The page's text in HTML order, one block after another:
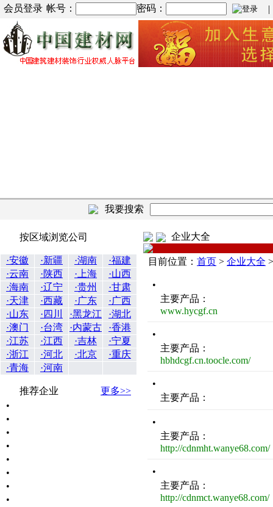
会员登录 帐号： 密码： |
我要搜索
按区域浏览公司
·安徽 ·新疆 ·湖南
·福建
·云南
·陕西 ·上海
·山西
·海南
·辽宁 ·贵州
·甘肃
·天津
·西藏 ·广东
·广西
·山东
·四川 ·黑龙江
·湖北
·澳门
·台湾 ·内蒙古
·香港
·江苏
·江西 ·吉林
·宁夏
·浙江
·河北 ·北京
·重庆
·青海
·河南
推荐企业
更多>>
•
•
•
•
•
•
•
•
企业大全
目前位置： 首页 > 企业大全
•
主要产品：
www.hycgf.cn
•
主要产品：
hbhdcgf.cn.toocle.com/
•
主要产品：
•
主要产品：
http://cdnmht.wanye68.com/
•
主要产品：
http://cdnmct.wanye68.com/